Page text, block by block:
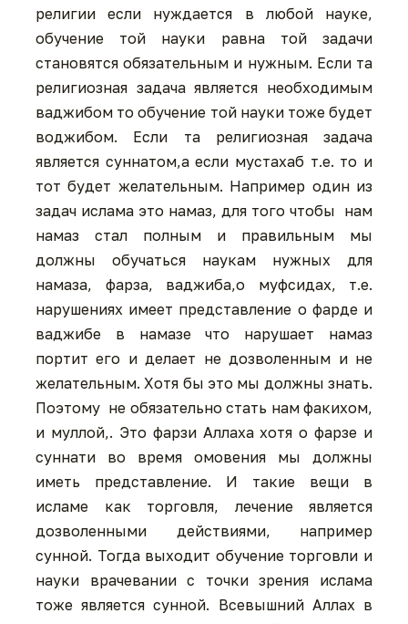
религии если нуждается в любой науке,
обучение той науки равна той задачи
становятся обязательным и нужным. Если та
религиозная задача является необходимым
ваджибом то обучение той науки тоже будет
воджибом. Если та религиозная задача
является суннатом,а если мустахаб т.е. то и
тот будет желательным. Например один из
задач ислама это намаз, для того чтобы нам
намаз стал полным и правильным мы
должны обучаться наукам нужных для
намаза, фарза, ваджиба,о муфсидах, т.е.
нарушениях имеет представление о фарде и
ваджибе в намазе что нарушает намаз
портит его и делает не дозволенным и не
желательным. Хотя бы это мы должны знать.
Поэтому не обязательно стать нам факихом,
и муллой,. Это фарзи Аллаха хотя о фарзе и
суннати во время омовения мы должны
иметь представление. И такие вещи в
исламе как торговля, лечение является
дозволенными действиями, например
сунной. Тогда выходит обучение торговли и
науки врачевании с точки зрения ислама
тоже является сунной. Всевышний Аллах в